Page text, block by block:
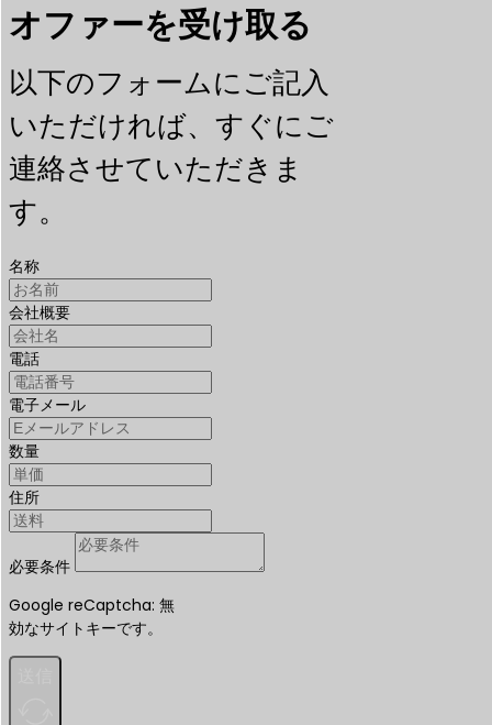
オファーを受け取る
以下のフォームにご記入
いただければ、すぐにご
連絡させていただきま
す。
名称
会社概要
電話
電子メール
数量
住所
必要条件
Google reCaptcha: 無
効なサイトキーです。